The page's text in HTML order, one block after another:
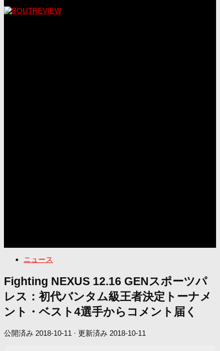
ニュース
Fighting NEXUS 12.16 GENスポーツパ
レス：初代バンタム級王者決定トーナメ
ント・ベスト4選手からコメント届く
公開済み 2018-10-11 · 更新済み 2018-10-11